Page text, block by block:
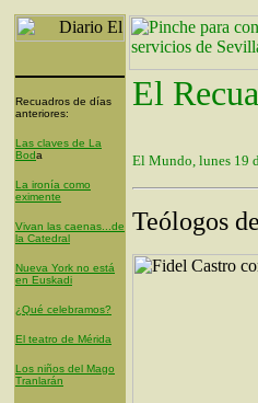
Recuadros de días
anteriores:
Las claves de La
Boda
La ironía como
eximente
Vivan las caenas...de
la Catedral
Nueva York no está
en Euskadi
¿Qué celebramos?
El teatro de Mérida
Los niños del Mago
Tranlarán
El
El Mundo, lunes 19
Teólogos